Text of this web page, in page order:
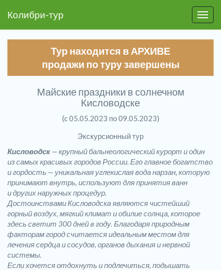
Колибри-тур
Тур находится в АРХИВЕ
продажи по туру завершены
Майские праздники в солнечном
Кисловодске
(c 05.05.2023 по 09.05.2023)
Экскурсионный тур
Кисловодск — крупный бальнеологический курорт и один
из самых красивых городов России. Его главное богатство
и гордость — уникальная углекислая вода нарзан, которую
принимают внутрь, используют для принятия ванн
и других наружных процедур.
Достоинствами Кисловодска являются чистейший
горный воздух, мягкий климат и обилие солнца, которое
здесь светит 300 дней в году. Благодаря природным
факторам город считается идеальным местом для
лечения сердца и сосудов, органов дыхания и нервной
системы.
Если хочется отдохнуть и подлечиться, подышать